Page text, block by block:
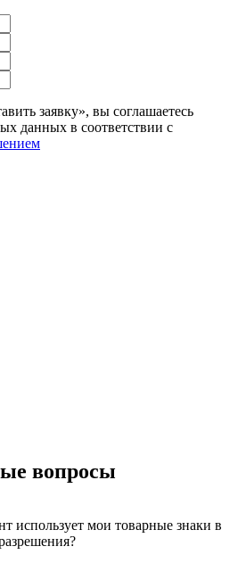
заявку», вы соглашаетесь
данных в соответствии с
вопросы
использует мои товарные знаки в